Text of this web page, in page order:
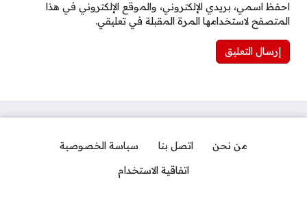
احفظ اسمي، بريدي الإلكتروني، والموقع الإلكتروني في هذا
المتصفح لاستخدامها المرة المقبلة في تعليقي.
من نحن اتصل بنا
سياسة الخصوصية
اتفاقية الاستخدام